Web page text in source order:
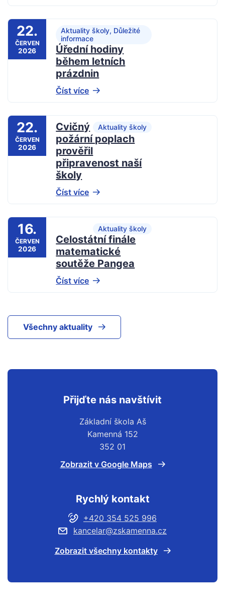
22.
ČERVEN
2026
Aktuality školy, Důležité
informace
Úřední hodiny
během letních
prázdnin
Číst více
22.
ČERVEN
2026
Aktuality školy
Cvičný
požární poplach
prověřil
připravenost naší
školy
Číst více
16.
ČERVEN
2026
Aktuality školy
Celostátní finále
matematické
soutěže Pangea
Číst více
Všechny aktuality
Přijďte nás navštívit
Základní škola Aš
Kamenná 152
352 01
Zobrazit v Google Maps
Rychlý kontakt
+420 354 525 996
kancelar@zskamenna.cz
Zobrazit všechny kontakty